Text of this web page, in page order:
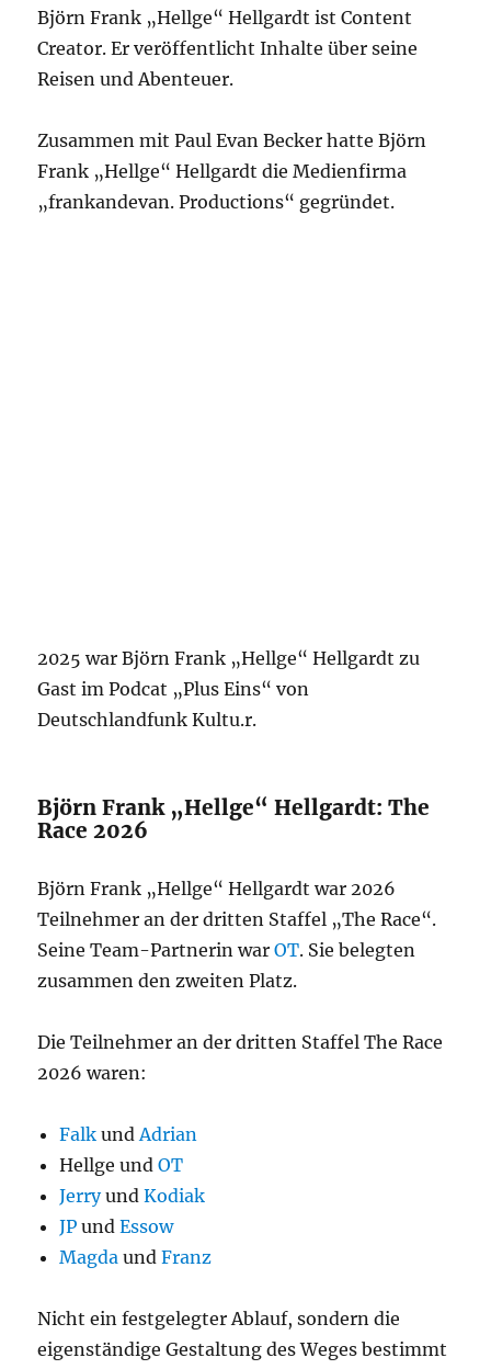
Björn Frank „Hellge“ Hellgardt ist Content
Creator. Er veröffentlicht Inhalte über seine
Reisen und Abenteuer.
Zusammen mit Paul Evan Becker hatte Björn
Frank „Hellge“ Hellgardt die Medienfirma
„frankandevan. Productions“ gegründet.
2025 war Björn Frank „Hellge“ Hellgardt zu
Gast im Podcat „Plus Eins“ von
Deutschlandfunk Kultu.r.
Björn Frank „Hellge“ Hellgardt: The
Race 2026
Björn Frank „Hellge“ Hellgardt war 2026
Teilnehmer an der dritten Staffel „The Race“.
Seine Team-Partnerin warOT. Sie belegten
zusammen den zweiten Platz.
Die Teilnehmer an der dritten Staffel The Race
2026 waren:
Falk undAdrian
Hellge undOT
JerryundKodiak
JP undEssow
Magda undFranz
Nicht ein festgelegter Ablauf, sondern die
eigenständige Gestaltung des Weges bestimmt